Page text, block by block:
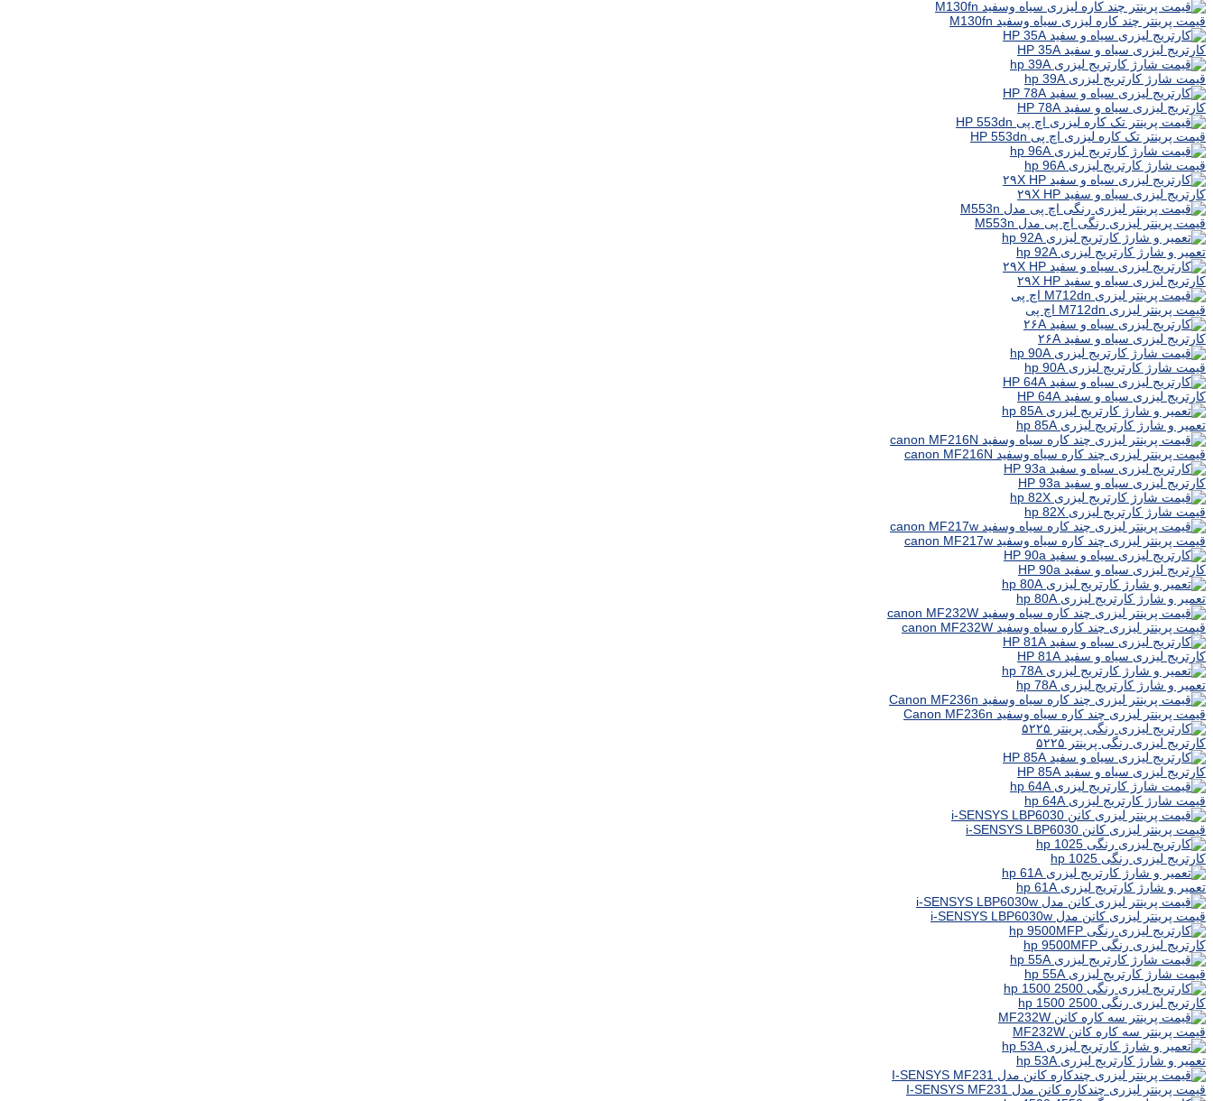
قیمت پرینتر چند کاره لیزری سیاه وسفید M130fn
کارتریج لیزری سیاه و سفید HP 35A
قیمت شارژ کارتریج لیزری hp 39A
کارتریج لیزری سیاه و سفید HP 78A
قیمت پرینتر تک کاره لیزری اچ پی HP 553dn
قیمت شارژ کارتریج لیزری hp 96A
کارتریج لیزری سیاه و سفید ۲۹X HP
قیمت پرینتر لیزری رنگی اچ پی مدل M553n
تعمیر و شارژ کارتریج لیزری hp 92A
کارتریج لیزری سیاه و سفید ۲۹X HP
قیمت پرینتر لیزری M712dn اچ پی
کارتریج لیزری سیاه و سفید ۲۶A
قیمت شارژ کارتریج لیزری hp 90A
کارتریج لیزری سیاه و سفید HP 64A
تعمیر و شارژ کارتریج لیزری hp 85A
قیمت پرینتر لیزری چند کاره سیاه وسفید canon MF216N
کارتریج لیزری سیاه و سفید HP 93a
قیمت شارژ کارتریج لیزری hp 82X
قیمت پرینتر لیزری چند کاره سیاه وسفید canon MF217w
کارتریج لیزری سیاه و سفید HP 90a
تعمیر و شارژ کارتریج لیزری hp 80A
قیمت پرینتر لیزری چند کاره سیاه وسفید canon MF232W
کارتریج لیزری سیاه و سفید HP 81A
تعمیر و شارژ کارتریج لیزری hp 78A
قیمت پرینتر لیزری چند کاره سیاه وسفید Canon MF236n
کارتریج لیزری رنگی پرینتر ۵۲۲۵
کارتریج لیزری سیاه و سفید HP 85A
قیمت شارژ کارتریج لیزری hp 64A
قیمت پرینتر لیزری کانن i-SENSYS LBP6030
کارتریج لیزری رنگی hp 1025
تعمیر و شارژ کارتریج لیزری hp 61A
قیمت پرینتر لیزری کانن مدل i-SENSYS LBP6030w
کارتریج لیزری رنگی hp 9500MFP
قیمت شارژ کارتریج لیزری hp 55A
کارتریج لیزری رنگی hp 1500 2500
قیمت پرینتر سه کاره کانن MF232W
تعمیر و شارژ کارتریج لیزری hp 53A
قیمت پرینتر لیزری چندکاره کانن مدل I-SENSYS MF231